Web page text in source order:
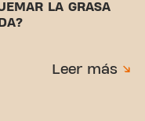
LA GRASA
Leer más